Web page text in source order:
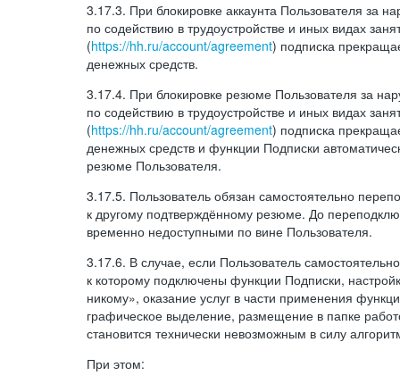
3.17.3. При блокировке аккаунта Пользователя за
по содействию в трудоустройстве и иных видах
(https://hh.ru/account/agreement) подписка
денежных средств.
3.17.4. При блокировке резюме Пользователя за
по содействию в трудоустройстве и иных видах
(https://hh.ru/account/agreement) подписка
денежных средств и функции Подписки
резюме Пользователя.
3.17.5. Пользователь обязан самостоятельно
к другому подтверждённому резюме. До
временно недоступными по вине Пользователя.
3.17.6. В случае, если Пользователь
к которому подключены функции Подписки,
никому», оказание услуг в части применения
графическое выделение, размещение в папке
становится технически невозможным в силу
При этом: